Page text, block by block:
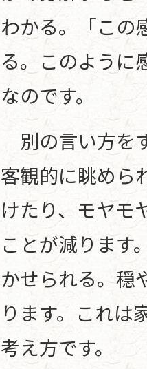
わかる。「この
る。このように
なのです。
別の言い方を
客観的に眺めら
けたり、モヤモ
ことが減ります
かせられる。穏
ります。これは
考え方です。